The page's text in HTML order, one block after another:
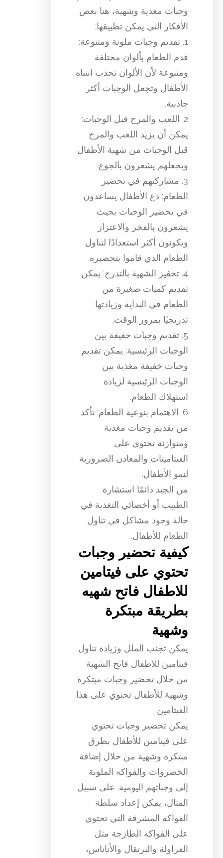
وجبات مغذية وشهية، هنا بعض
الأفكار التي يمكن تطبيقها:
1. تقديم وجبات ملونة ومتنوعة:
قدم الطعام بألوان مختلفة
ومتنوعة لأن الألوان تجذب انتباه
الأطفال وتجعل الوجبات أكثر
جاذبية.
2. اللعب والمرح قبل الوجبات:
يمكن أن يزيد اللعب والمرح
قبل الوجبات من شهية الأطفال
ويجعلهم يشعرون بالجوع.
3. مشاركتهم في تحضير
الطعام: دع الأطفال يساعدون
في تحضير الوجبات بحيث
يشعرون بالفخر والاعتزاز
ويكونون أكثر استعدادًا لتناول
الطعام الذي قاموا بتحضيره.
4. تحفيز الشهية بالتدرج: يمكن
تقديم كميات صغيرة من
الطعام في البداية وزيادتها
تدريجيًا بمرور الوقت.
5. تقديم وجبات خفيفة بين
الوجبات الرئيسية: يمكن تقديم
وجبات خفيفة مغذية بين
الوجبات الرئيسية لزيادة
استهلاك الطعام.
6. الاهتمام بنوعية الطعام: تأكد
من تقديم وجبات مغذية
ومتوازنة تحتوي على
الفيتامينات والمعادن الضرورية
لنمو الأطفال.
من الجيد دائمًا استشارة
الطبيب أو أخصائي التغذية في
حالة وجود مشاكل في تناول
الطعام للأطفال.
كيفية تحضير وجبات
تحتوي على فيتامين
للاطفال فاتح شهيه
بطريقة مبتكرة
وشهية
يمكن تجنب الملل وزيادة تناول
فيتامين للاطفال فاتح الشهية
من خلال تحضير وجبات مبتكرة
وشهية للأطفال تحتوي على هذا
الفيتامين
يمكن تحضير وجبات تحتوي
على فيتامين للأطفال بطرق
مبتكرة وشهية من خلال إضافة
الخضروات والفواكه الملونة
إلى وجباتهم اليومية. على سبيل
المثال، يمكن إعداد سلطة
الفواكه المشرقة التي تحتوي
على الفواكه الطازجة مثل
الفراولة والبرتقال والأناناس،